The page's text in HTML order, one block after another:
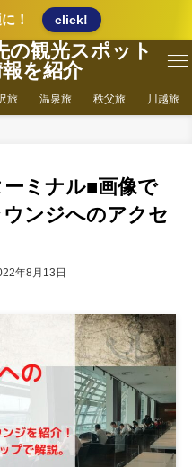
！ click!
の観光スポット
を紹介
旅 温泉旅 秩父旅 川越旅
ミナル■画像で
ンジへのアクセ
年8月13日